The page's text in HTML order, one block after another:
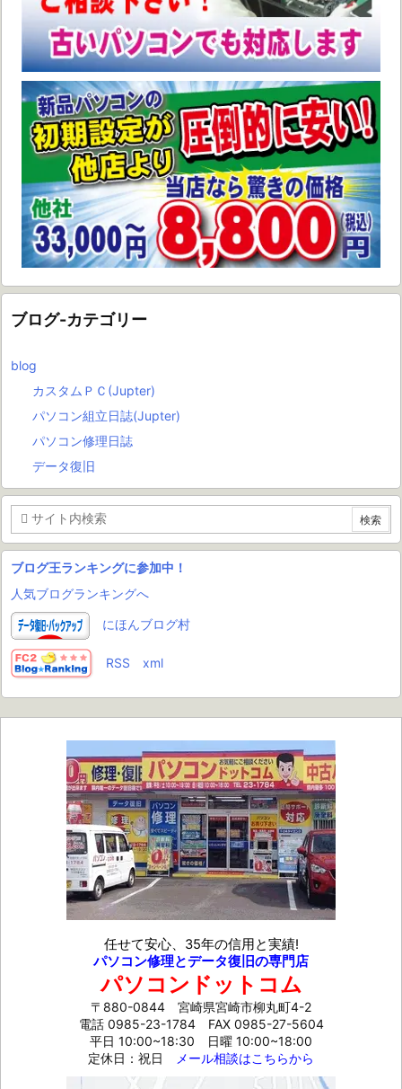
ブログ-カテゴリー
blog
カスタムＰＣ(Jupter)
パソコン組立日誌(Jupter)
パソコン修理日誌
データ復旧
ブログ王ランキングに参加中！
人気ブログランキングへ
にほんブログ村
RSS xml
任せて安心、35年の信用と実績!
パソコン修理とデータ復旧の専門店
パソコンドットコム
〒880-0844 宮崎県宮崎市柳丸町4-2
電話 0985-23-1784FAX 0985-27-5604
平日 10:00~18:30 日曜 10:00~18:00
定休日：祝日
メール相談はこちらから